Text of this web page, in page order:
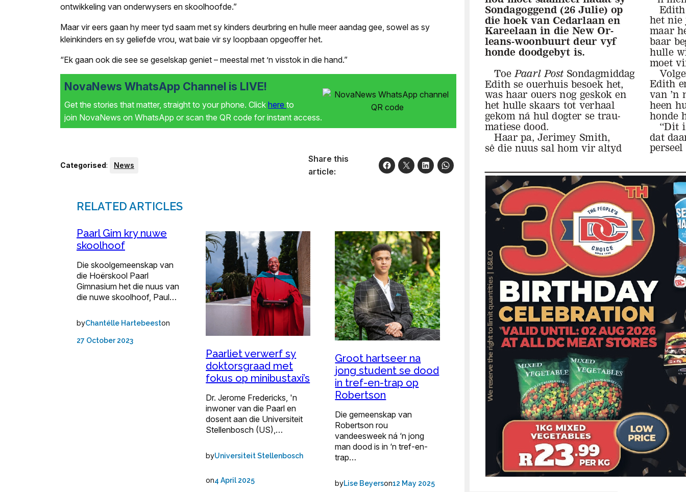
ontwikkeling van onderwysers en skoolhoofde.”
Maar vir eers gaan hy meer tyd saam met sy kinders deurbring en hulle meer aandag gee, sowel as sy
kleinkinders en sy geliefde vrou, wat baie vir sy loopbaan opgeoffer het.
“Ek gaan ook die see se geselskap geniet – meestal met ’n visstok in die hand.”
NovaNews WhatsApp Channel is LIVE!
Get the stories that matter, straight to your phone. Click here to
join NovaNews on WhatsApp or scan the QR code for instant access.
Categorised: News
Share this
article:
RELATED ARTICLES
Paarl Gim kry nuwe
skoolhoof
Die skoolgemeenskap van
die Hoërskool Paarl
Gimnasium het die nuus van
die nuwe skoolhoof, Paul…
byChantélle Hartebeeston
27 October 2023
Paarliet verwerf sy
doktorsgraad met
fokus op minibustaxi’s
Dr. Jerome Fredericks, 'n
inwoner van die Paarl en
dosent aan die Universiteit
Stellenbosch (US),…
byUniversiteit Stellenbosch
on4 April 2025
Groot hartseer na
jong student se dood
in tref-en-trap op
Robertson
Die gemeenskap van
Robertson rou
vandeesweek ná ‘n jong
man dood is in ‘n tref-en-
trap…
byLise Beyerson12 May 2025